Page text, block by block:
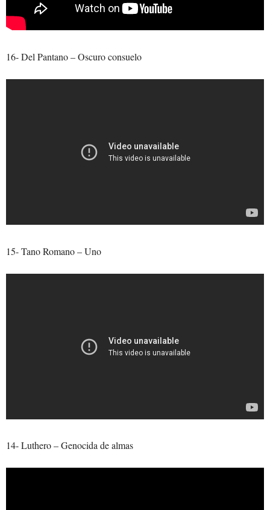
16- Del Pantano – Oscuro consuelo
15- Tano Romano – Uno
14- Luthero – Genocida de almas